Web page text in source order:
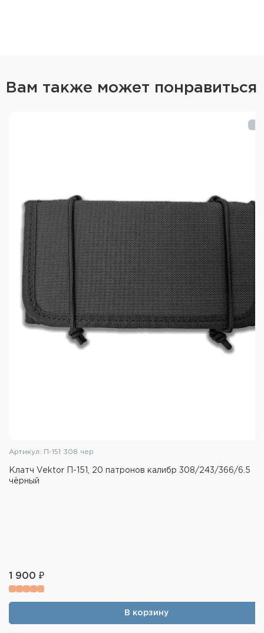
Вам также может понравиться
Артикул: П-151 308 чер
Клатч Vektor П-151, 20 патронов калибр 308/243/366/6.5
чёрный
1 900 ₽
В корзину